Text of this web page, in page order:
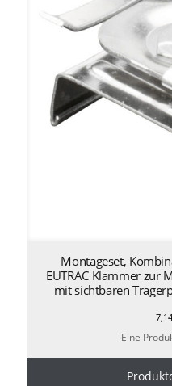
Montageset,
EUTRAC Klammer zur
mit sichtbaren
Eine